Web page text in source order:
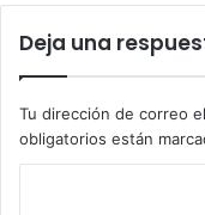
Deja una
Tu dirección de correo
obligatorios están